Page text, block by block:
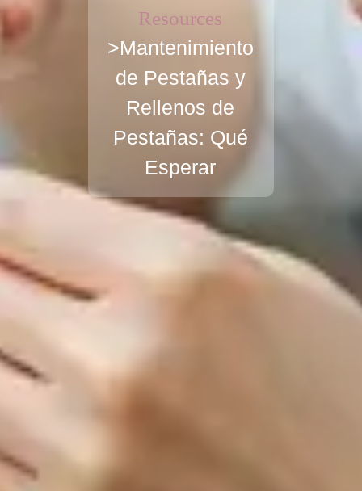
Resources
>Mantenimiento
de Pestañas y
Rellenos de
Pestañas: Qué
Esperar